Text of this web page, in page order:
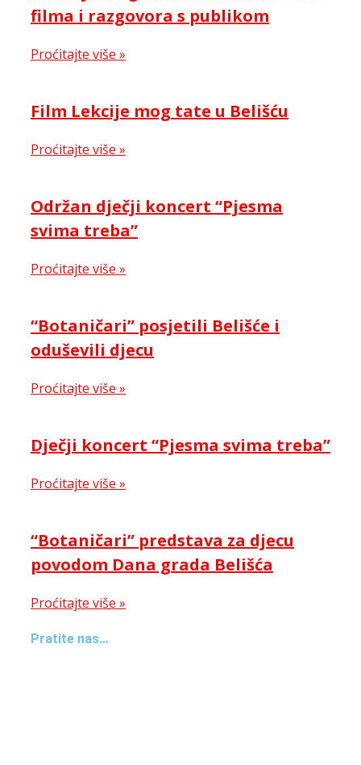
filma i razgovora s publikom
Proćitajte više »
Film Lekcije mog tate u Belišću
Proćitajte više »
Održan dječji koncert “Pjesma
svima treba”
Proćitajte više »
“Botaničari” posjetili Belišće i
oduševili djecu
Proćitajte više »
Dječji koncert “Pjesma svima treba”
Proćitajte više »
“Botaničari” predstava za djecu
povodom Dana grada Belišća
Proćitajte više »
Pratite nas...